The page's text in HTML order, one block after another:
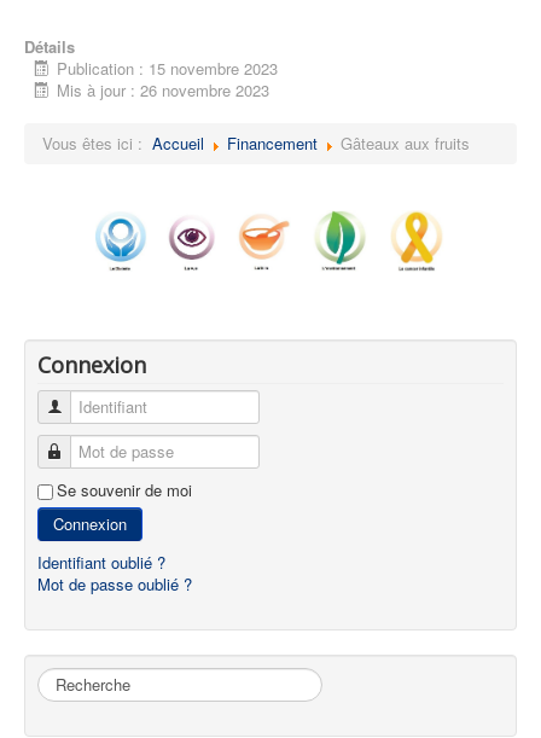
Détails
Publication : 15 novembre 2023
Mis à jour : 26 novembre 2023
Vous êtes ici : Accueil Financement Gâteaux aux fruits
Connexion
Identifiant
Mot de passe
Se souvenir de moi
Connexion
Identifiant oublié ?
Mot de passe oublié ?
Rechercher